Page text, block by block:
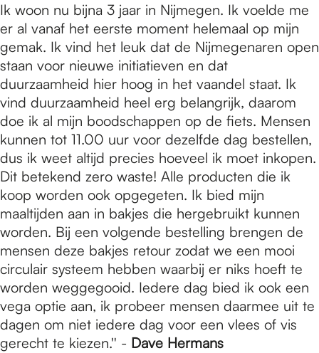
Ik woon nu bijna 3 jaar in Nijmegen. Ik voelde me
er al vanaf het eerste moment helemaal op mijn
gemak. Ik vind het leuk dat de Nijmegenaren open
staan voor nieuwe initiatieven en dat
duurzaamheid hier hoog in het vaandel staat. Ik
vind duurzaamheid heel erg belangrijk, daarom
doe ik al mijn boodschappen op de fiets. Mensen
kunnen tot 11.00 uur voor dezelfde dag bestellen,
dus ik weet altijd precies hoeveel ik moet inkopen.
Dit betekend zero waste! Alle producten die ik
koop worden ook opgegeten. Ik bied mijn
maaltijden aan in bakjes die hergebruikt kunnen
worden. Bij een volgende bestelling brengen de
mensen deze bakjes retour zodat we een mooi
circulair systeem hebben waarbij er niks hoeft te
worden weggegooid. Iedere dag bied ik ook een
vega optie aan, ik probeer mensen daarmee uit te
dagen om niet iedere dag voor een vlees of vis
gerecht te kiezen.'' - Dave Hermans